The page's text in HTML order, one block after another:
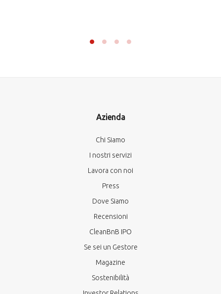
Azienda
Chi Siamo
I nostri servizi
Lavora con noi
Press
Dove Siamo
Recensioni
CleanBnB IPO
Se sei un Gestore
Magazine
Sostenibilità